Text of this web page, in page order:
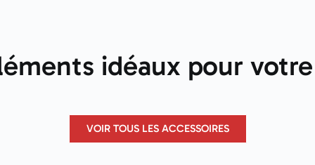
idéaux pour
VOIR TOUS LES ACCESSOIRES